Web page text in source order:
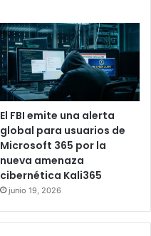
El FBI emite una alerta
global para usuarios de
Microsoft 365 por la
nueva amenaza
cibernética Kali365
junio 19, 2026